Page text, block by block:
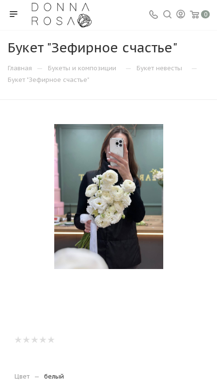
0
Букет "Зефирное счастье"
Главная — Букеты и композиции — Букет невесты —
Букет "Зефирное счастье"
Цвет — белый